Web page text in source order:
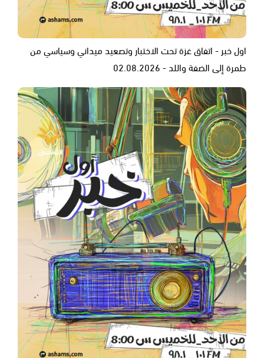
اول خبر - اتفاق غزة تحت الاختبار وتصعيد ميداني وسياسي من
طمرة إلى الضفة واللد - 02.08.2026